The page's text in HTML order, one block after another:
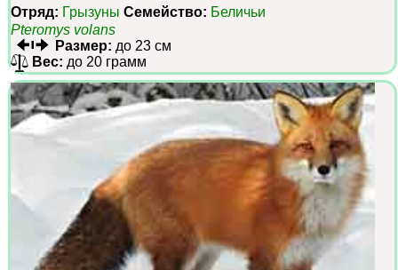
Отряд: Грызуны Семейство: Беличьи
Pteromys volans
Размер: до 23 см
Вес: до 20 грамм